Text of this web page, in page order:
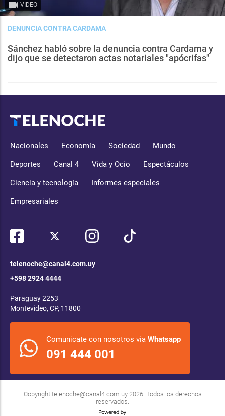
VIDEO
DENUNCIA CONTRA CARDAMA
Sánchez habló sobre la denuncia contra Cardama y
dijo que se detectaron actas notariales "apócrifas"
Nacionales Economía Sociedad Mundo
Deportes Canal 4 Vida y Ocio Espectáculos
Ciencia y tecnología Informes especiales
Empresariales
telenoche@canal4.com.uy
+598 2924 4444
Paraguay 2253
Montevideo, CP, 11800
Comunicate con nosotros via Whatsapp
091 444 001
Copyright telenoche@canal4.com.uy2026. Todos los derechos
reservados.